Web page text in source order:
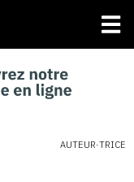
AUTEUR·TRICE